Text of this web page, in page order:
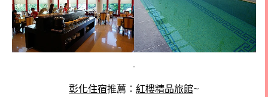
彰化住宿推薦： 紅樓精品旅館~